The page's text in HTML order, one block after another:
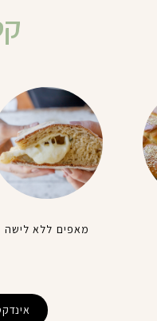
מאפים ללא לישה